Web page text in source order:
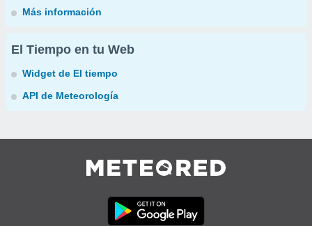
Más información
El Tiempo en tu Web
Widget de El tiempo
API de Meteorología